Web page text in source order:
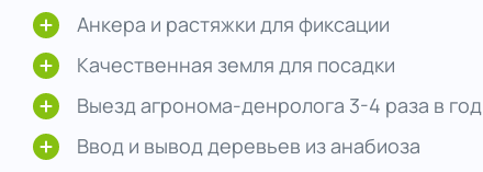
Анкера и растяжки для фиксации
Качественная земля для посадки
Выезд агронома-денролога 3-4 раза в год
Ввод и вывод деревьев из анабиоза